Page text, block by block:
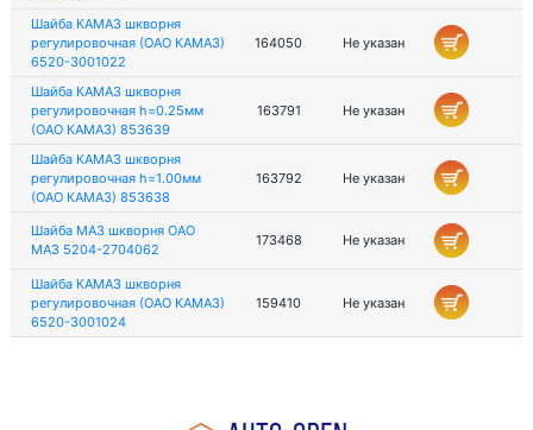
Шайба КАМАЗ шкворня
регулировочная (ОАО КАМАЗ)
6520-3001022
164050 Не указан
Шайба КАМАЗ шкворня
регулировочная h=0.25мм
(ОАО КАМАЗ) 853639
163791 Не указан
Шайба КАМАЗ шкворня
регулировочная h=1.00мм
(ОАО КАМАЗ) 853638
163792 Не указан
Шайба МАЗ шкворня ОАО
МАЗ 5204-2704062
173468 Не указан
Шайба КАМАЗ шкворня
регулировочная (ОАО КАМАЗ)
6520-3001024
159410 Не указан